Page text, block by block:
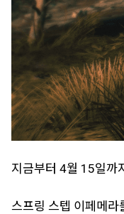
지금부터 4월 15일까
스프링 스텝 이페메라